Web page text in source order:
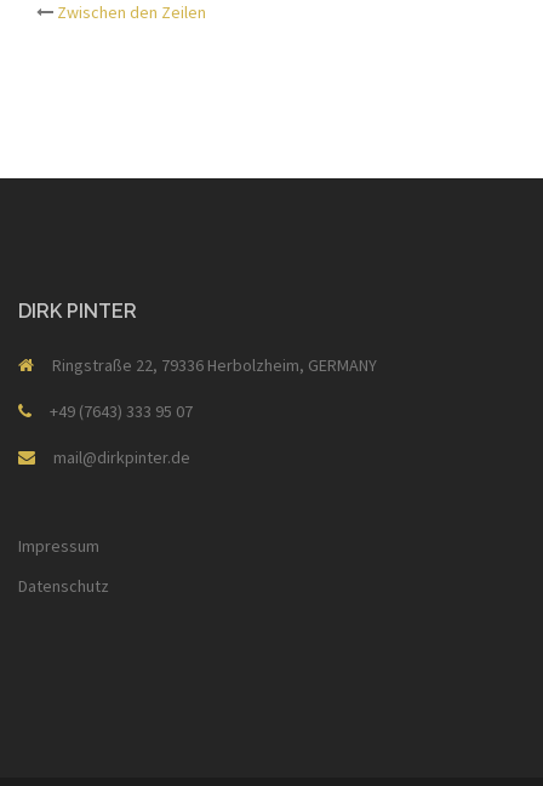
Beitrags-
Zwischen den Zeilen
DIRK PINTER
Ringstraße 22, 79336 Herbolzheim, GERMANY
+49 (7643) 333 95 07
mail@dirkpinter.de
Impressum
Datenschutz